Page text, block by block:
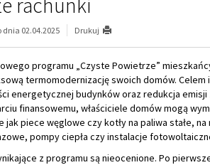
dnia 02.04.2025 Drukuj
programu „Czyste Powietrze”
termomodernizację swoich domów.
energetycznej budynków oraz redukcja
finansowemu, właściciele domów mogą
jak piece węglowe czy kotły na paliwa stałe,
pompy ciepła czy instalacje
z programu są nieocenione. Po